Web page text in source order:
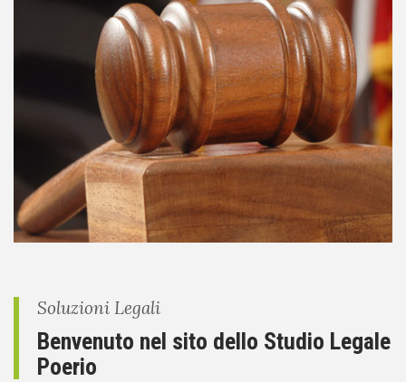
Soluzioni Legali
Benvenuto nel sito dello Studio Legale
Poerio